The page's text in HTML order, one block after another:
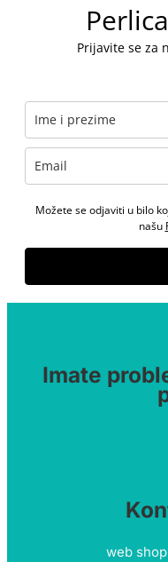
Prijavite se za
Možete se odjaviti u bilo
našu
Imate
web shop